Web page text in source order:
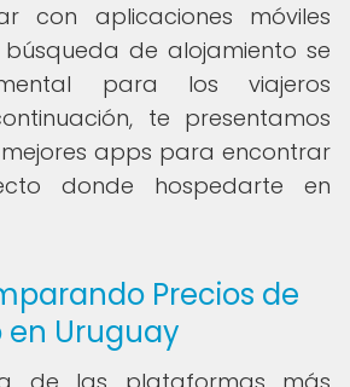
con aplicaciones móviles
de alojamiento se
para los viajeros
te presentamos
apps para encontrar
donde hospedarte en
Precios de
Uruguay